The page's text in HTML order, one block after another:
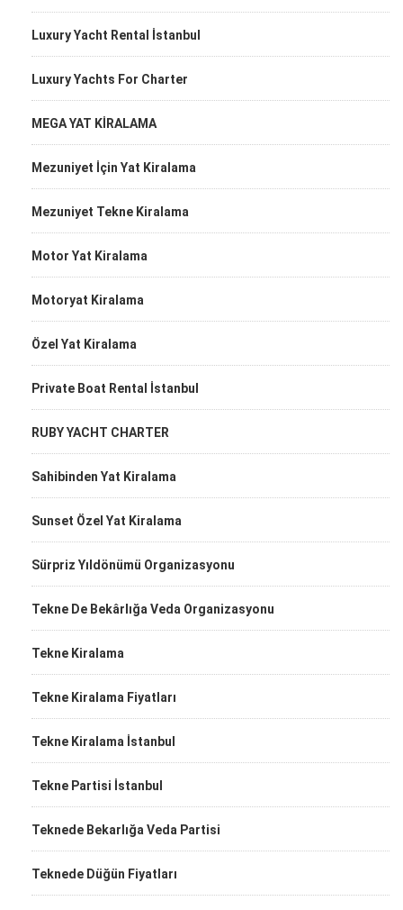
Luxury Yacht Rental İstanbul
Luxury Yachts For Charter
MEGA YAT KİRALAMA
Mezuniyet İçin Yat Kiralama
Mezuniyet Tekne Kiralama
Motor Yat Kiralama
Motoryat Kiralama
Özel Yat Kiralama
Private Boat Rental İstanbul
RUBY YACHT CHARTER
Sahibinden Yat Kiralama
Sunset Özel Yat Kiralama
Sürpriz Yıldönümü Organizasyonu
Tekne De Bekârlığa Veda Organizasyonu
Tekne Kiralama
Tekne Kiralama Fiyatları
Tekne Kiralama İstanbul
Tekne Partisi İstanbul
Teknede Bekarlığa Veda Partisi
Teknede Düğün Fiyatları